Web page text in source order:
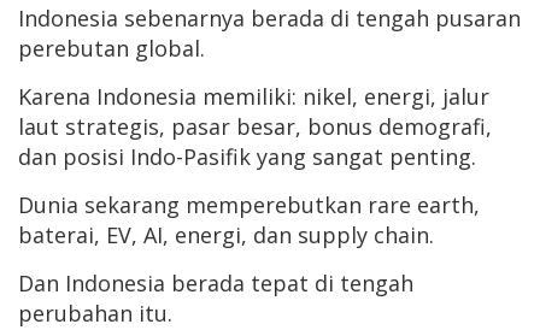
Indonesia sebenarnya berada di tengah pusaran
perebutan global.
Karena Indonesia memiliki: nikel, energi, jalur
laut strategis, pasar besar, bonus demografi,
dan posisi Indo-Pasifik yang sangat penting.
Dunia sekarang memperebutkan rare earth,
baterai, EV, AI, energi, dan supply chain.
Dan Indonesia berada tepat di tengah
perubahan itu.